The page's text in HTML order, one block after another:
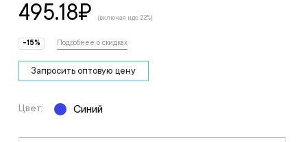
495.18₽ (включая ндс 22%)
-15% Подробнее о скидках
Запросить оптовую цену
Цвет: Синий